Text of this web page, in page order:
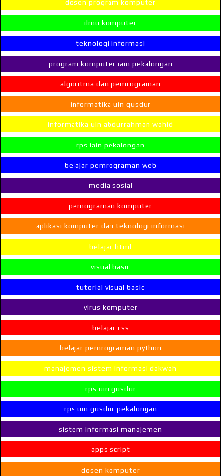
dosen program komputer
ilmu komputer
teknologi informasi
program komputer iain pekalongan
algoritma dan pemrograman
informatika uin gusdur
informatika uin abdurrahman wahid
rps iain pekalongan
belajar pemrograman web
media sosial
pemograman komputer
aplikasi komputer dan teknologi informasi
belajar html
visual basic
tutorial visual basic
virus komputer
belajar css
belajar pemrograman python
manajemen sistem informasi dakwah
rps uin gusdur
rps uin gusdur pekalongan
sistem informasi manajemen
apps script
dosen komputer